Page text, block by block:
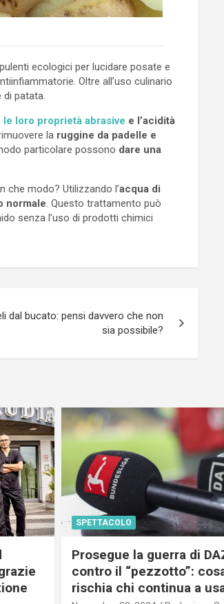
ecologici per lucidare posate e
Oltre all’uso culinario
patata.
loro proprietà abrasive e l’acidità
la ruggine da padelle e
particolare possono dare una
In che modo? Utilizzando l’acqua di
normale . Questo trattamento può
senza l’uso di prodotti chimici
dal bucato: pensi davvero che non
sia possibile?
SPETTACOLO
Prosegue la guerra di
contro il “pezzotto”:
rischia chi continua a